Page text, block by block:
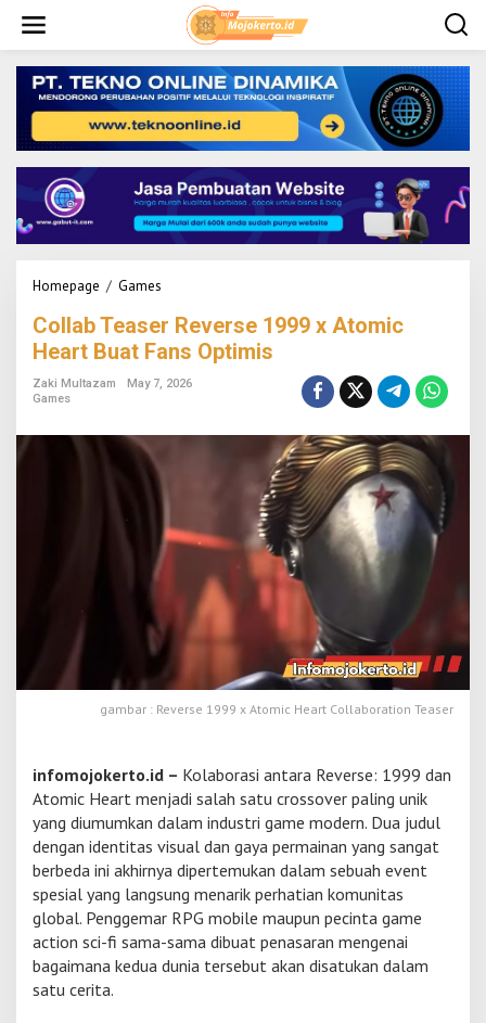
i
Homepage / Games
l
l
a
b
e
v
s
e
9
9
t
o
m
i
c
H
e
r
t
B
Collab Teaser Reverse 1999 x Atomic
Heart Buat Fans Optimis
Zaki Multazam
May 7, 2026
Games
gambar : Reverse 1999 x Atomic Heart Collaboration Teaser
infomojokerto.id – Kolaborasi antara Reverse: 1999 dan
Atomic Heart menjadi salah satu crossover paling unik
yang diumumkan dalam industri game modern. Dua judul
dengan identitas visual dan gaya permainan yang sangat
berbeda ini akhirnya dipertemukan dalam sebuah event
spesial yang langsung menarik perhatian komunitas
global. Penggemar RPG mobile maupun pecinta game
action sci-fi sama-sama dibuat penasaran mengenai
bagaimana kedua dunia tersebut akan disatukan dalam
satu cerita.